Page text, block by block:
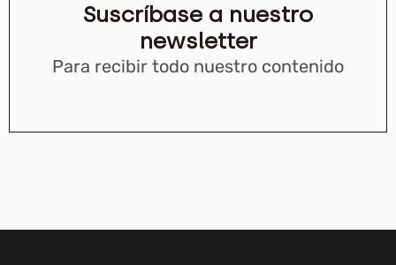
Suscríbase a nuestro
newsletter
Para recibir todo nuestro contenido